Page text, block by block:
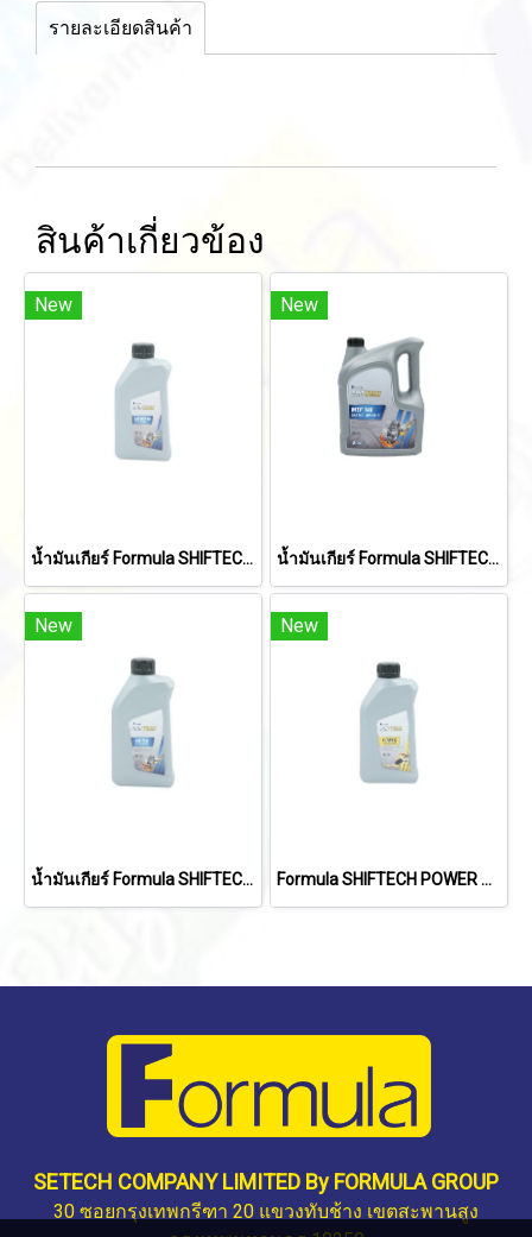
รายละเอียดสินค้า
สินค้าเกี่ยวข้อง
New
น้ำมันเกียร์ Formula SHIFTECH MTF+LSD 80W-90 (Semi Syn) 1 ลิตร
New
น้ำมันเกียร์ Formula SHIFTECH MTF 140 (Mineral Oil) 5 ลิตร
New
น้ำมันเกียร์ Formula SHIFTECH MTF 75W (Fully Syn) 1 ลิตร
New
Formula SHIFTECH POWER STEERING FLUID 1 ลิตร
SETECH COMPANY LIMITED By FORMULA GROUP
30 ซอยกรุงเทพกรีฑา 20 แขวงทับช้าง เขตสะพานสูง